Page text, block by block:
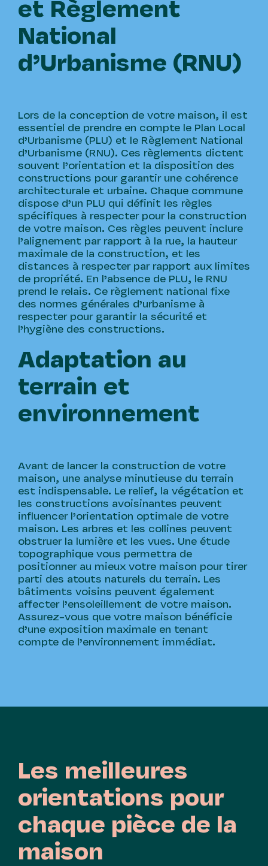
et Règlement
National
d’Urbanisme (RNU)
Lors de la conception de votre maison, il est
essentiel de prendre en compte le Plan Local
d’Urbanisme (PLU) et le Règlement National
d’Urbanisme (RNU). Ces règlements dictent
souvent l’orientation et la disposition des
constructions pour garantir une cohérence
architecturale et urbaine. Chaque commune
dispose d’un PLU qui définit les règles
spécifiques à respecter pour la construction
de votre maison. Ces règles peuvent inclure
l’alignement par rapport à la rue, la hauteur
maximale de la construction, et les
distances à respecter par rapport aux limites
de propriété. En l’absence de PLU, le RNU
prend le relais. Ce règlement national fixe
des normes générales d’urbanisme à
respecter pour garantir la sécurité et
l’hygiène des constructions.
Adaptation au
terrain et
environnement
Avant de lancer la construction de votre
maison, une analyse minutieuse du terrain
est indispensable. Le relief, la végétation et
les constructions avoisinantes peuvent
influencer l’orientation optimale de votre
maison. Les arbres et les collines peuvent
obstruer la lumière et les vues. Une étude
topographique vous permettra de
positionner au mieux votre maison pour tirer
parti des atouts naturels du terrain. Les
bâtiments voisins peuvent également
affecter l’ensoleillement de votre maison.
Assurez-vous que votre maison bénéficie
d’une exposition maximale en tenant
compte de l’environnement immédiat.
Les meilleures
orientations pour
chaque pièce de la
maison